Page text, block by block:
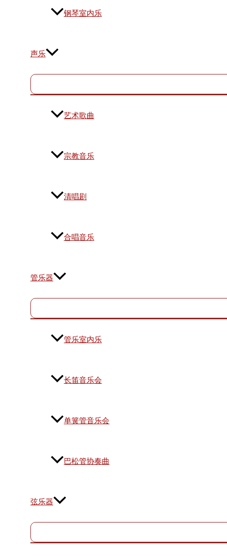
钢琴室内乐
声乐
艺术歌曲
宗教音乐
清唱剧
合唱音乐
管乐器
管乐室内乐
长笛音乐会
单簧管音乐会
巴松管协奏曲
弦乐器